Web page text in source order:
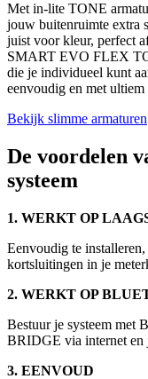
Met in-lite TONE
jouw buitenruimte extra
juist voor kleur, perfect
SMART EVO FLEX
die je individueel kunt
eenvoudig en met
Bekijk slimme armaturen
De voordelen
systeem
1. WERKT OP
Eenvoudig te
kortsluitingen in je
2. WERKT OP
Bestuur je systeem met
BRIDGE via internet en
3. EENVOUD